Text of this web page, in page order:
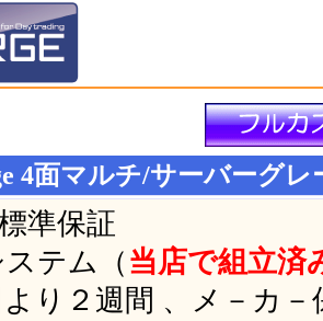
4面マルチ/サーバーグレ
準保証
テム（ 当店で組立済
り２週間 、メ－カ－